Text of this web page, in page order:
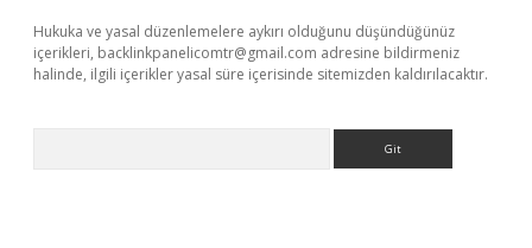
Hukuka ve yasal düzenlemelere aykırı olduğunu düşündüğünüz
içerikleri, backlinkpanelicomtr@gmail.com adresine bildirmeniz
halinde, ilgili içerikler yasal süre içerisinde sitemizden kaldırılacaktır.